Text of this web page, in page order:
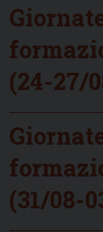
(24-27/
(31/08-